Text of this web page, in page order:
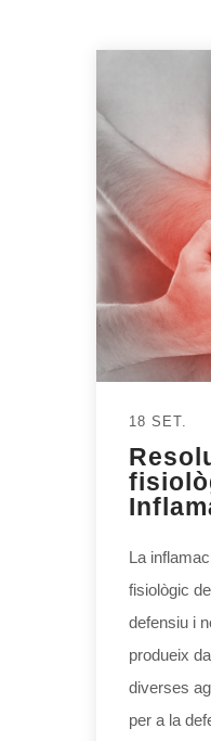
18 SET.
La
fisiològic
defensiu i
produeix
diverses
per a la